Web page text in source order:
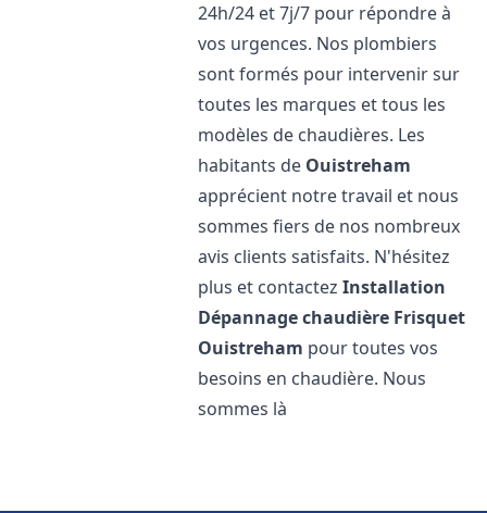
24h/24 et 7j/7 pour répondre à
vos urgences. Nos plombiers
sont formés pour intervenir sur
toutes les marques et tous les
modèles de chaudières. Les
habitants de Ouistreham
apprécient notre travail et nous
sommes fiers de nos nombreux
avis clients satisfaits. N'hésitez
plus et contactezInstallation
Dépannage chaudière Frisquet
Ouistreham pour toutes vos
besoins en chaudière. Nous
sommes là